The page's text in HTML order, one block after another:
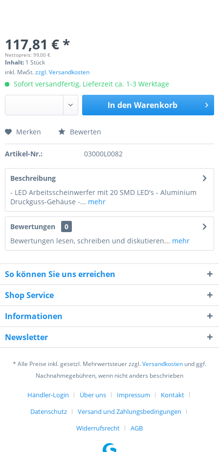
117,81 € *
Nettopreis: 99,00 €
Inhalt: 1 Stück
inkl. MwSt.zzgl. Versandkosten
Sofort versandfertig, Lieferzeit ca. 1-3 Werktage
In den Warenkorb
Preis anfragen
9 - 1 = ?
Ich habe dieDatenschutzerklärunggelesen,
verstanden und stimme zu. *
Merken Bewerten
Artikel-Nr.: 03000L0082
Beschreibung
- LED Arbeitsscheinwerfer mit 20 SMD LED's - Aluminium
Druckguss-Gehäuse -... mehr
Bewertungen
0
Bewertungen lesen, schreiben und diskutieren... mehr
So können Sie uns erreichen
Shop Service
Informationen
Newsletter
* Alle Preise inkl. gesetzl. Mehrwertsteuer zzgl.Versandkosten und ggf.
Nachnahmegebühren, wenn nicht anders beschrieben
Händler-Login Über uns Impressum
Kontakt
Datenschutz
Versand und Zahlungsbedingungen
Widerrufsrecht
AGB